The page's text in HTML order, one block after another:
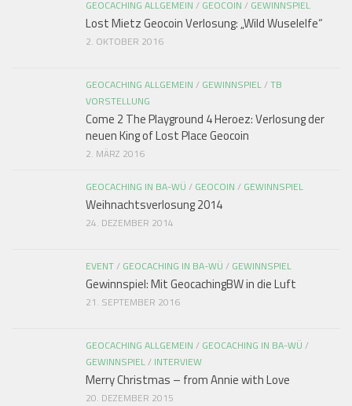
GEOCACHING ALLGEMEIN / GEOCOIN / GEWINNSPIEL
Lost Mietz Geocoin Verlosung: „Wild Wuselelfe“
2. OKTOBER 2016
GEOCACHING ALLGEMEIN / GEWINNSPIEL/TB
VORSTELLUNG
Come 2 The Playground 4 Heroez: Verlosung der
neuen King of Lost Place Geocoin
2. MÄRZ 2016
GEOCACHING IN BA-WÜ / GEOCOIN / GEWINNSPIEL
Weihnachtsverlosung 2014
24. DEZEMBER 2014
EVENT/ GEOCACHING IN BA-WÜ / GEWINNSPIEL
Gewinnspiel: Mit GeocachingBW in die Luft
21. SEPTEMBER 2016
GEOCACHING ALLGEMEIN / GEOCACHING IN BA-WÜ /
GEWINNSPIEL/ INTERVIEW
Merry Christmas – from Annie with Love
20. DEZEMBER 2015